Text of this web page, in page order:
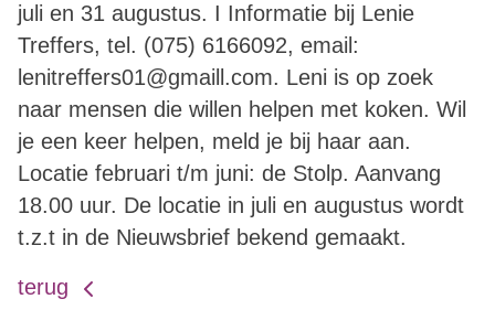
juli en 31 augustus. I Informatie bij Lenie
Treffers, tel. (075) 6166092, email:
lenitreffers01@gmaill.com. Leni is op zoek
naar mensen die willen helpen met koken. Wil
je een keer helpen, meld je bij haar aan.
Locatie februari t/m juni: de Stolp. Aanvang
18.00 uur. De locatie in juli en augustus wordt
t.z.t in de Nieuwsbrief bekend gemaakt.
terug